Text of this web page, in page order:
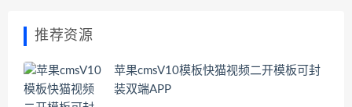
推荐资源
苹果cmsV10模板快猫视频二开模板可封
装双端APP